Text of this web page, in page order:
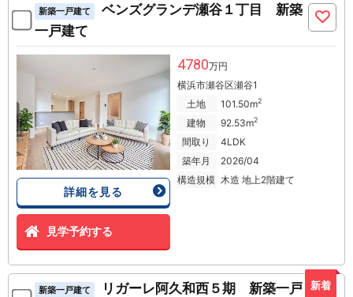
新築一戸建て
ベンズグランデ瀬谷１丁目 新築
一戸建て
詳細を見る
見学予約する
4780万円
横浜市瀬谷区瀬谷1
土地
101.50m2
建物 92.53m2
間取り
4LDK
築年月
2026/04
構造規模 木造 地上2階建て
新着
新築一戸建て
リガーレ阿久和西５期 新築一戸